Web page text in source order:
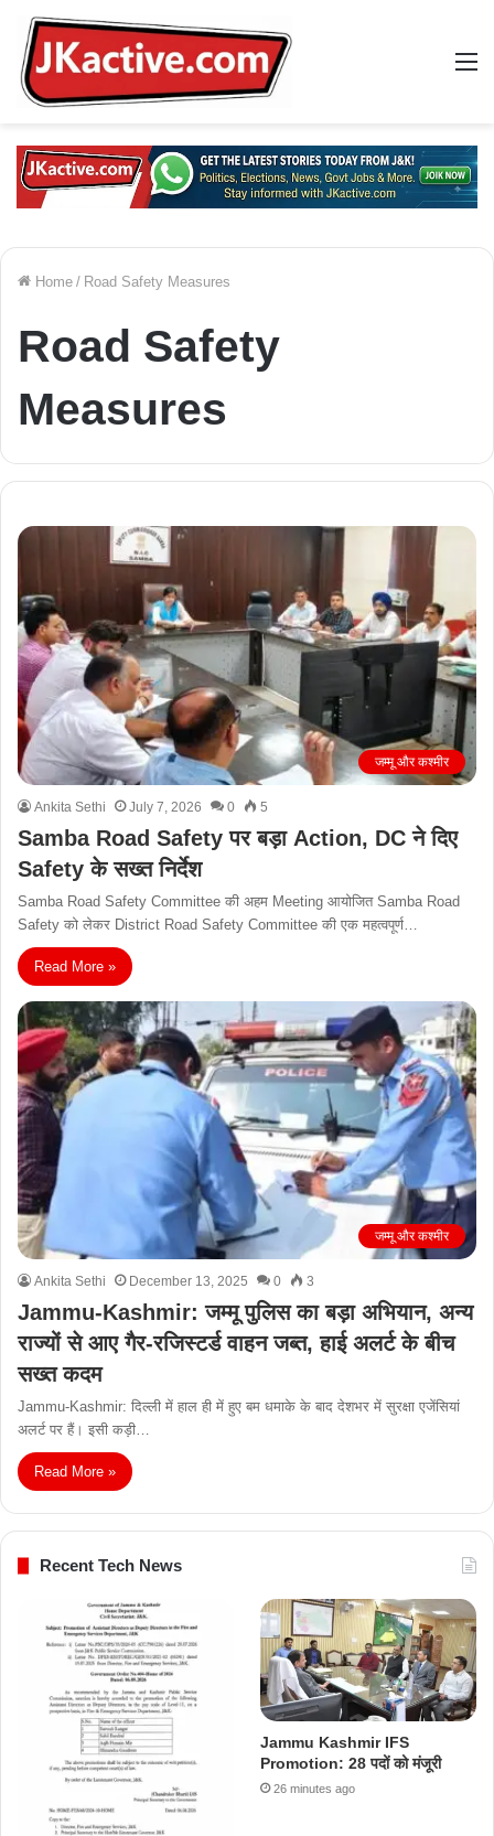
Home / Road Safety Measures
Road Safety
Measures
जम्मू और कश्मीर
Ankita Sethi July 7, 2026 0 5
Samba Road Safety पर बड़ा Action, DC ने दिए
Safety के सख्त निर्देश
Samba Road Safety Committee की अहम Meeting आयोजित Samba Road
Safety को लेकर District Road Safety Committee की एक महत्वपूर्ण…
Read More »
जम्मू और कश्मीर
Ankita Sethi December 13, 2025 0 3
Jammu-Kashmir: जम्मू पुलिस का बड़ा अभियान, अन्य
राज्यों से आए गैर-रजिस्टर्ड वाहन जब्त, हाई अलर्ट के बीच
सख्त कदम
Jammu-Kashmir: दिल्ली में हाल ही में हुए बम धमाके के बाद देशभर में सुरक्षा एजेंसियां
अलर्ट पर हैं। इसी कड़ी…
Read More »
Recent Tech News
Jammu Kashmir IFS
Promotion: 28 पदों को मंजूरी
26 minutes ago